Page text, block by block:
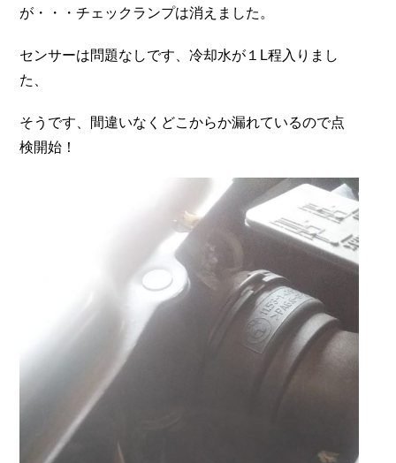
が・・・チェックランプは消えました。
センサーは問題なしです、冷却水が１L程入りまし
た、
そうです、間違いなくどこからか漏れているので点
検開始！